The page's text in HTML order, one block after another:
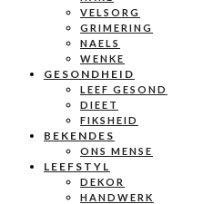
VELSORG
GRIMERING
NAELS
WENKE
GESONDHEID
LEEF GESOND
DIEET
FIKSHEID
BEKENDES
ONS MENSE
LEEFSTYL
DEKOR
HANDWERK